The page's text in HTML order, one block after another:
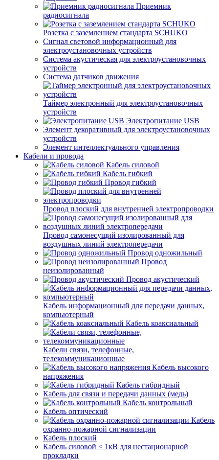
Приемник
радиосигнала
Розетка с заземлением стандарта SCHUKO
Сигнал световой информационный для
электроустановочных устройств
Система акустическая для электроустановочных
устройств
Система датчиков движения
Таймер электронный для электроустановочных
устройств
Электропитание USB
Элемент декоративный для электроустановочных
устройств
Элемент интеллектуального управления
Кабели и провода
Кабель силовой
Кабель гибкий
Провод гибкий
Провод плоский для внутренней электропроводки
Провод самонесущий изолированный для
воздушных линий электропередачи
Провод одножильный
Провод
неизолированный
Провод акустический
Кабель информационный для передачи данных,
компьютерный
Кабель коаксиальный
Кабели связи, телефонные,
телекоммуникационные
Кабель высокого
напряжения
Кабель гибридный
Кабель для связи и передачи данных (медь)
Кабель контрольный
Кабель оптический
Кабель
охранно-пожарной сигнализации
Кабель плоский
Кабель силовой < 1кВ для нестационарной
прокладки